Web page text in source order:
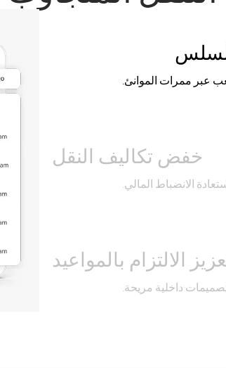
عبر ممرات الموانئ.
خفض تكاليف النقل
الانضباط المالي.
الالتزام بالمواعيد
تصميمات داخلية مريحة.